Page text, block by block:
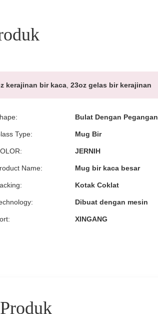
kerajinan bir kaca 23oz gelas bir kerajinan
Bulat Dengan Pegangan
Type: Mug Bir
JERNIH
Name: Mug bir kaca besar
Kotak Coklat
Dibuat dengan mesin
XINGANG